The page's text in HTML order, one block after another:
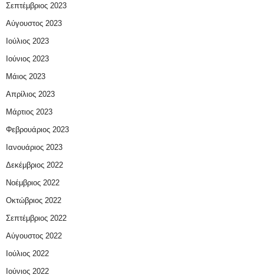
Σεπτέμβριος 2023
Αύγουστος 2023
Ιούλιος 2023
Ιούνιος 2023
Μάιος 2023
Απρίλιος 2023
Μάρτιος 2023
Φεβρουάριος 2023
Ιανουάριος 2023
Δεκέμβριος 2022
Νοέμβριος 2022
Οκτώβριος 2022
Σεπτέμβριος 2022
Αύγουστος 2022
Ιούλιος 2022
Ιούνιος 2022